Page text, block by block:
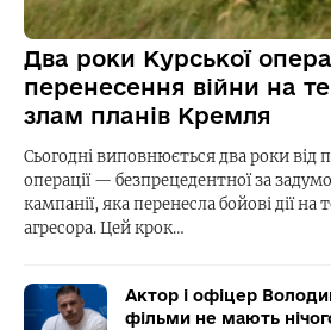
Два роки Курської
перенесення війни на
злам планів Кремля
Сьогодні виповнюється два роки від
операції — безпрецедентної за
кампанії, яка перенесла бойові дії
агресора. Цей крок…
Актор і офіцер
фільми не мають